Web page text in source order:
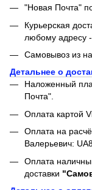
"Новая Почта"
Курьерская
любому адресу -
Самовывоз из
Детальнее о
Наложенный
Почта".
Оплата картой
Оплата на
Валерьевич:
Оплата
доставки